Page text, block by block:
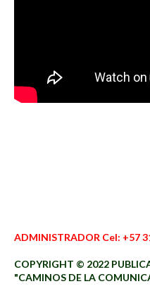
ADMINISTRADOR Cel: +57
COPYRIGHT © 2022
"CAMINOS DE LA